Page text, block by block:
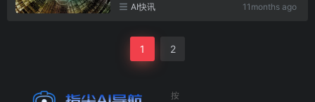
AI快讯 11months ago
1 2
按